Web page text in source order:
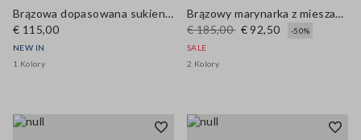
Brązowa dopasowana sukienka z mieszanki wiskozy z wstawkami z koronki
€ 115,00
NEW IN
1 Kolory
Brązowy marynarka z mieszanki lnu regular fit
€ 185,00 € 92,50
-50%
SALE
2 Kolory